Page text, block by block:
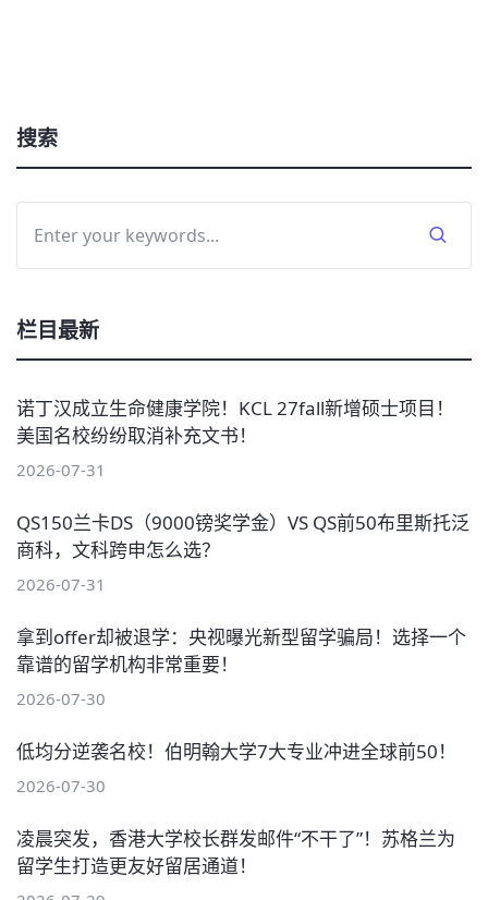
搜索
栏目最新
诺丁汉成立生命健康学院！KCL 27fall新增硕士项目！
美国名校纷纷取消补充文书！
2026-07-31
QS150兰卡DS（9000镑奖学金）VS QS前50布里斯托泛
商科，文科跨申怎么选？
2026-07-31
拿到offer却被退学：央视曝光新型留学骗局！选择一个
靠谱的留学机构非常重要！
2026-07-30
低均分逆袭名校！伯明翰大学7大专业冲进全球前50！
2026-07-30
凌晨突发，香港大学校长群发邮件“不干了”！苏格兰为
留学生打造更友好留居通道！